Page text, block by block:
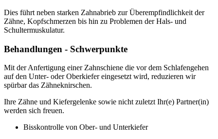
Dies führt neben starken Zahnabrieb zur Überempfindlichkeit der
Zähne, Kopfschmerzen bis hin zu Problemen der Hals- und
Schultermuskulatur.
Behandlungen - Schwerpunkte
Mit der Anfertigung einer Zahnschiene die vor dem Schlafengehen
auf den Unter- oder Oberkiefer eingesetzt wird, reduzieren wir
spürbar das Zähneknirschen.
Ihre Zähne und Kiefergelenke sowie nicht zuletzt Ihr(e) Partner(in)
werden sich freuen.
Bisskontrolle von Ober- und Unterkiefer